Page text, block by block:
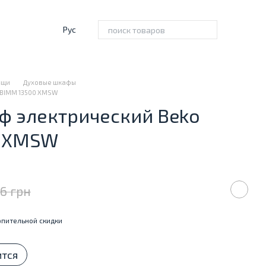
Рус
Духовые шкафы
13500 XMSW
электрический Beko
грн
скидки